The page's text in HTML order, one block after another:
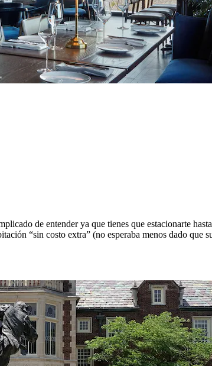
de entender ya que tienes que estacionarte
“sin costo extra” (no esperaba menos dado